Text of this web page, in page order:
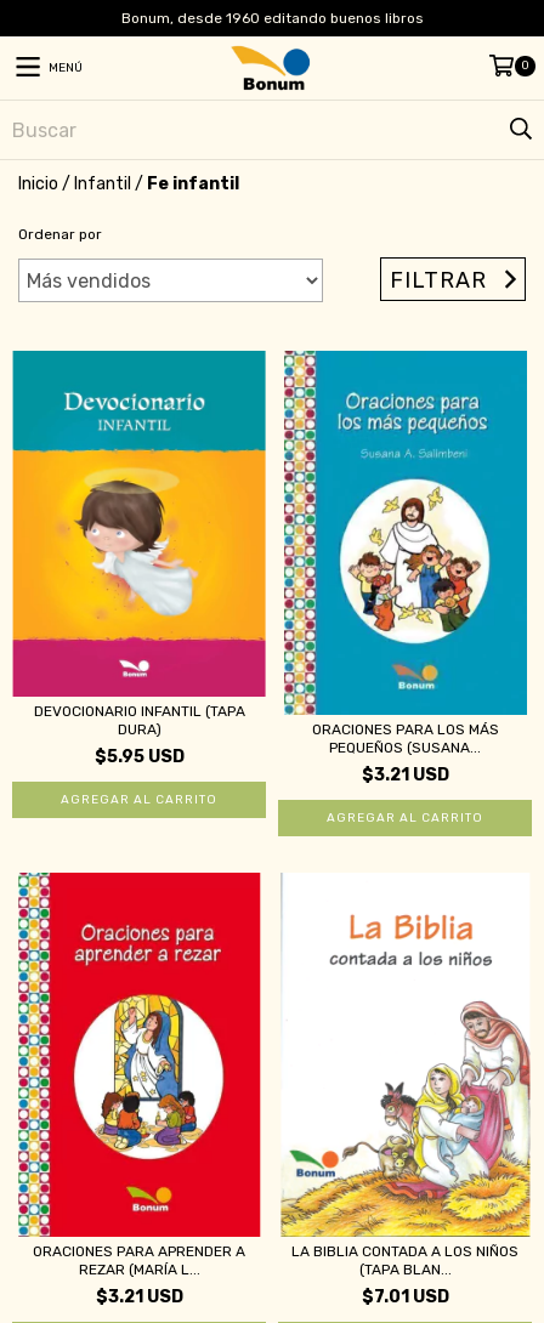
Bonum, desde 1960 editando buenos libros
MENÚ 0
Inicio / Infantil / Fe infantil
Ordenar por
FILTRAR
DEVOCIONARIO INFANTIL (TAPA
DURA)
$5.95 USD
ORACIONES PARA LOS MÁS
PEQUEÑOS (SUSANA...
$3.21 USD
ORACIONES PARA APRENDER A
REZAR (MARÍA L...
$3.21 USD
LA BIBLIA CONTADA A LOS NIÑOS
(TAPA BLAN...
$7.01 USD